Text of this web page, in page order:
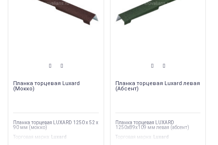
Планка торцевая Luxard
(Мокко)
Планка торцевая LUXARD 1250 х 52 х
90 мм (мокко)
Торговая марка
Luxard
Планка торцевая Luxard левая
(Абсент)
Планка торцевая LUXARD
1250х89х109 мм левая (абсент)
Торговая марка
Luxard